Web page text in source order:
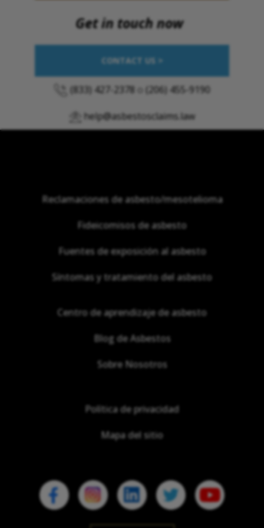
Get in touch now
CONTACT US >
(833) 427-2378 (206) 455-9190
help@asbestosclaims.law
Reclamaciones de asbesto/mesotelioma
Fideicomisos de asbesto
Fuentes de exposición al asbesto
Síntomas y tratamiento del asbesto
Centro de aprendizaje de asbesto
Blog de Asbestos
Sobre Nosotros
Política de privacidad
Mapa del sitio